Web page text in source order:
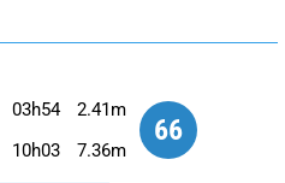
66
03h54 2.41m
10h03 7.36m